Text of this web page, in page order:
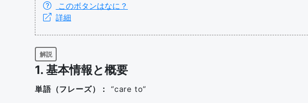
このボタンはなに？
詳細
解説
1. 基本情報と概要
単語（フレーズ）： “care to”